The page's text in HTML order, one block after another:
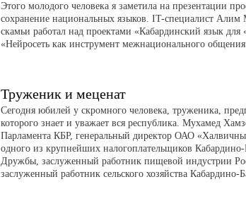
Этого молодого человека я заметила на презентации
сохранение национальных языков. IT-специалист Алим
скамьи работал над проектами «Кабардинский язык для
«Нейросеть как инструмент межнационального
Труженик и меценат
Сегодня юбилей у скромного человека, труженика,
которого знает и уважает вся республика. Мухамед
Парламента КБР, генеральный директор ОАО
одного из крупнейших налогоплательщиков Кабардино-
Дружбы, заслуженный работник пищевой индустрии
заслуженный работник сельского хозяйства Кабардино-